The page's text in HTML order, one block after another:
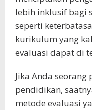
lebih inklusif bagi
seperti
kurikulum yang
evaluasi dapat di
Jika Anda
pendidikan,
metode evaluasi